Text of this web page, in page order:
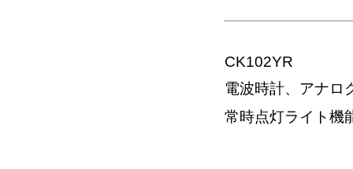
CK102YR
電波時計、アナロ
常時点灯ライト機